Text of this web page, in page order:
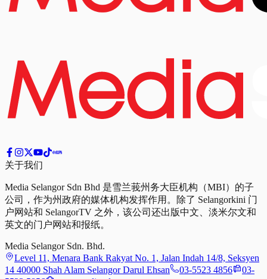
关于我们
Media Selangor Sdn Bhd 是雪兰莪州务大臣机构（MBI）的子
公司，作为州政府的媒体机构发挥作用。除了 Selangorkini 门
户网站和 SelangorTV 之外，该公司还出版中文、淡米尔文和
英文的门户网站和报纸。
Media Selangor Sdn. Bhd.
Level 11, Menara Bank Rakyat No. 1, Jalan Indah 14/8, Seksyen
14 40000 Shah Alam Selangor Darul Ehsan
03-5523 4856
03-